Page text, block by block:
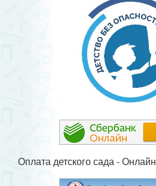
Оплата детского сада - Онлайн